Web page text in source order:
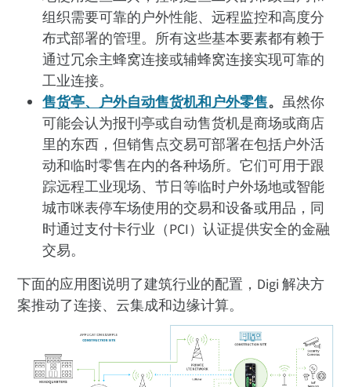
组织需要可靠的户外性能、远程监控和高度分
布式部署的管理。所有这些基本要素都有赖于
通过冗余主蜂窝连接或辅蜂窝连接实现可靠的
工业连接。
售货亭、户外自动售货机和户外零售。虽然你
可能会认为报刊亭或自动售货机是商场或商店
里的东西，但销售点交易可部署在包括户外活
动和临时零售在内的各种场所。它们可用于跟
踪远程工业现场、节日等临时户外场地或智能
城市咪表停车场使用的交易和设备或用品，同
时通过支付卡行业（PCI）认证提供安全的金融
交易。
下面的应用图说明了建筑行业的配置，Digi 解决方
案推动了连接、云集成和边缘计算。